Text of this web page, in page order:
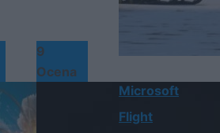
9
Ocena
Microsoft
Flight